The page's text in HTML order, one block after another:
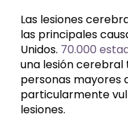
Las lesiones
las principales
Unidos. 70.000
una lesión cerebral
personas mayores
particularmente
lesiones.